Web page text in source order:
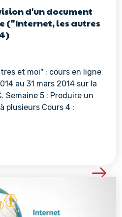
d'un document
("Internet, les autres
et moi" : cours en ligne
au 31 mars 2014 sur la
Semaine 5 : Produire un
plusieurs Cours 4 :
Voir les détails de la